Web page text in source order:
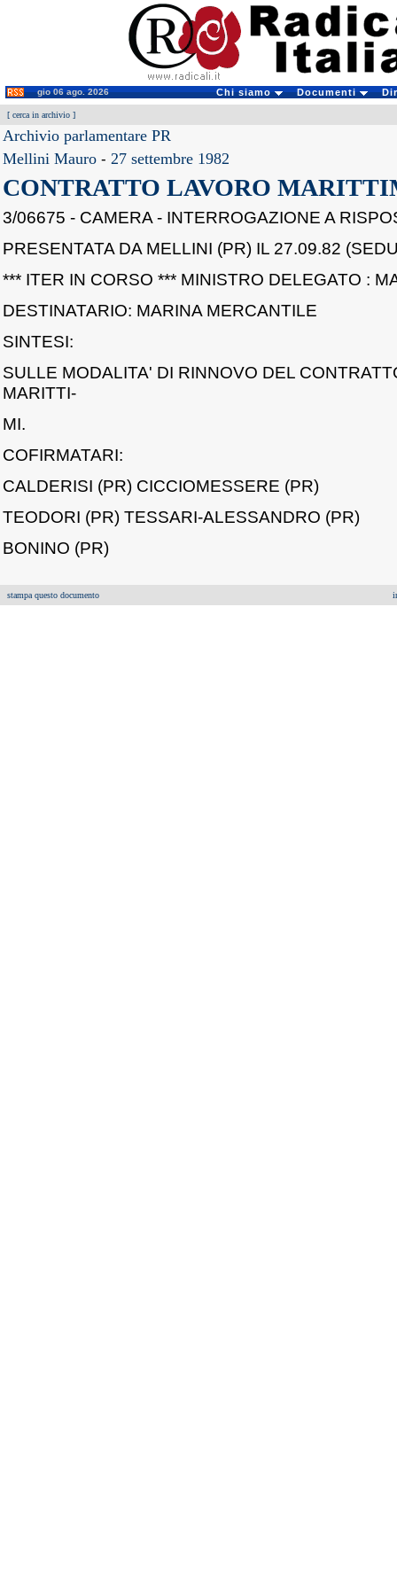
gio 06 ago. 2026 Chi siamo Documenti
[ cerca in archivio ]
Archivio parlamentare PR
Mellini Mauro - 27 settembre 1982
CONTRATTO LAVORO
3/06675 - CAMERA - INTERROGAZIONE A
PRESENTATA DA MELLINI (PR) IL 27.09.82
*** ITER IN CORSO *** MINISTRO DELEGATO :
DESTINATARIO: MARINA MERCANTILE
SINTESI:
SULLE MODALITA' DI RINNOVO DEL
MARITTI-
MI.
COFIRMATARI:
CALDERISI (PR) CICCIOMESSERE (PR)
TEODORI (PR) TESSARI-ALESSANDRO (PR)
BONINO (PR)
stampa questo documento